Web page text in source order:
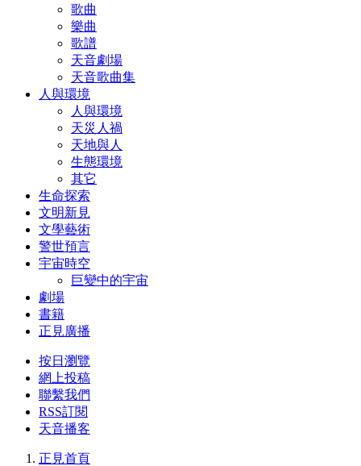
歌曲
樂曲
歌譜
天音劇場
天音歌曲集
人與環境
人與環境
天災人禍
天地與人
生態環境
其它
生命探索
文明新見
文學藝術
警世預言
宇宙時空
巨變中的宇宙
劇場
書籍
正見廣播
按日瀏覽
網上投稿
聯繫我們
RSS訂閱
天音播客
正見首頁